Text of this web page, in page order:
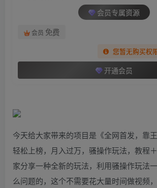
会员专属资源
会员 免费
您暂无购买权
开通会员
今天给大家带来的项目是《全网首发，靠
轻松上榜，月入过万，骚操作玩法，教程
家分享一种全新的玩法，利用骚操作玩法
么问题的，这个不需要花大量时间做视频